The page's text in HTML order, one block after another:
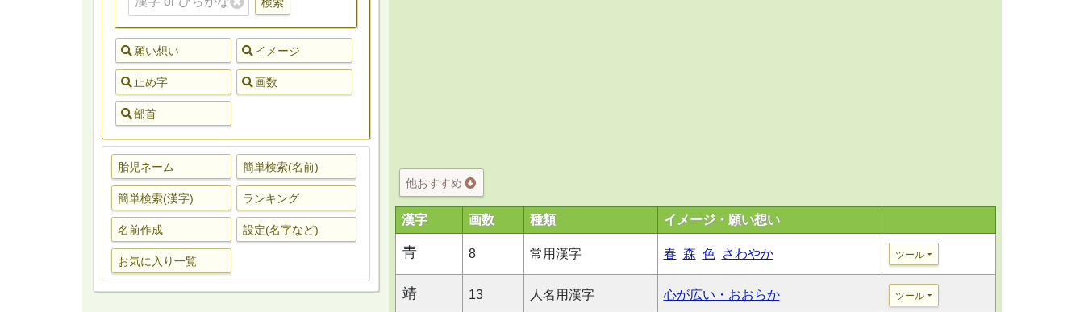
願い想い イメージ
止め字 画数
部首
胎児ネーム 簡単検索(名前)
簡単検索(漢字) ランキング
名前作成 設定(名字など)
お気に入り一覧
他おすすめ
漢字 画数 種類 イメージ・願い想い
青 8 常用漢字 春 森 色 さわやか ツール
靖 13 人名用漢字 心が広い・おおらか ツール